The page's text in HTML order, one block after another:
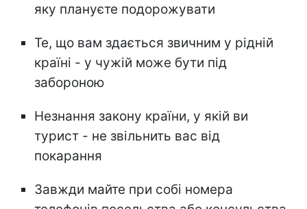
яку плануєте подорожувати
Те, що вам здається звичним у рідній
країні - у чужій може бути під
забороною
Незнання закону країни, у якій ви
турист - не звільнить вас від
покарання
Завжди майте при собі номера